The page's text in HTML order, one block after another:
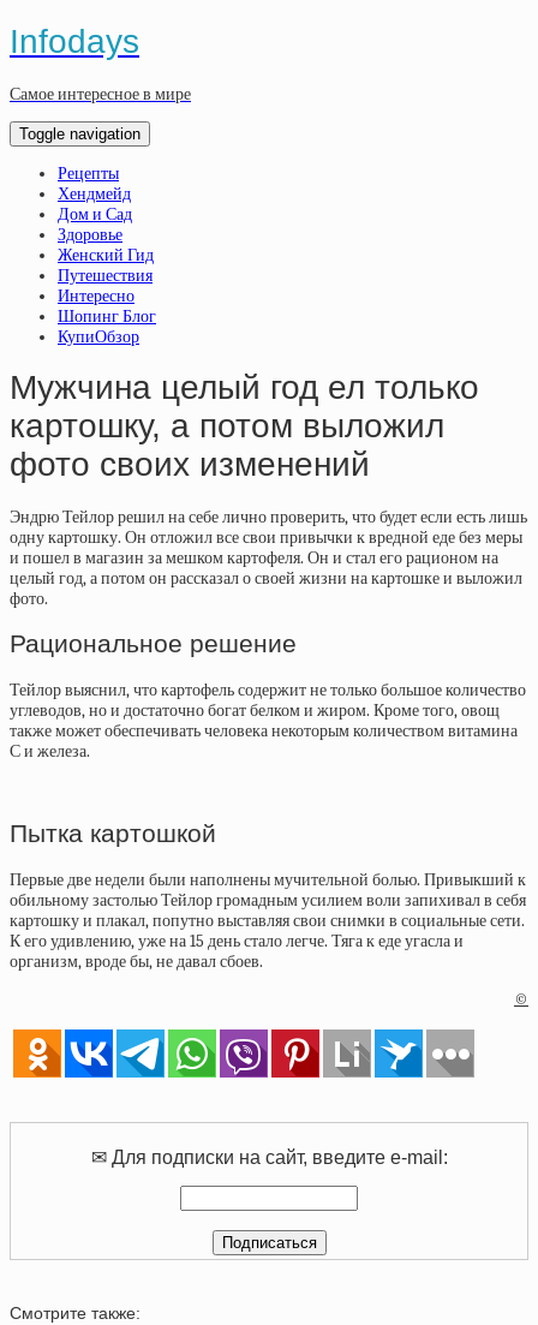
Infodays
Самое интересное в мире
Toggle navigation
Рецепты
Хендмейд
Дом и Сад
Здоровье
Женский Гид
Путешествия
Интересно
Шопинг Блог
КупиОбзор
Мужчина целый год ел только
картошку, а потом выложил
фото своих изменений
Эндрю Тейлор решил на себе лично проверить, что будет если есть лишь
одну картошку. Он отложил все свои привычки к вредной еде без меры
и пошел в магазин за мешком картофеля. Он и стал его рационом на
целый год, а потом он рассказал о своей жизни на картошке и выложил
фото.
Рациональное решение
Тейлор выяснил, что картофель содержит не только большое количество
углеводов, но и достаточно богат белком и жиром. Кроме того, овощ
также может обеспечивать человека некоторым количеством витамина
С и железа.
Пытка картошкой
Первые две недели были наполнены мучительной болью. Привыкший к
обильному застолью Тейлор громадным усилием воли запихивал в себя
картошку и плакал, попутно выставляя свои снимки в социальные сети.
К его удивлению, уже на 15 день стало легче. Тяга к еде угасла и
организм, вроде бы, не давал сбоев.
©
✉ Для подписки на сайт, введите e-mail:
Смотрите также: